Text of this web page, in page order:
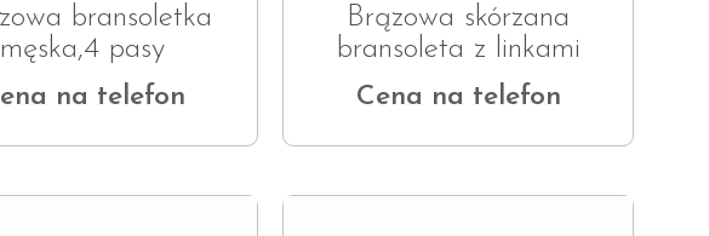
bransoletka
męska,4 pasy
na telefon
Brązowa skórzana
bransoleta z linkami
Cena na telefon